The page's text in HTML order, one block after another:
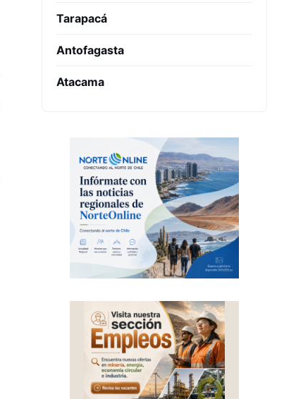
Tarapacá
Antofagasta
Atacama